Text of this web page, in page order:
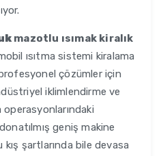
mazotlu ısımak kiralık
ısıtma sistemi kiralama
profesyonel çözümler için
iklimlendirme ve
geniş makine
şartlarında bile devasa